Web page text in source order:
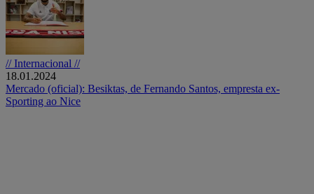
// Internacional //
18.01.2024
Mercado (oficial): Besiktas, de Fernando Santos, empresta ex-
Sporting ao Nice